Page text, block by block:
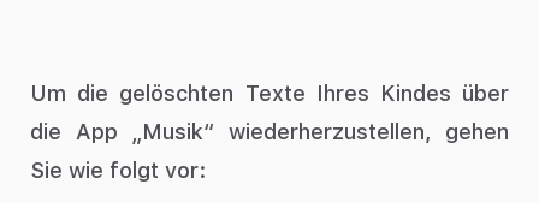
Um die gelöschten Texte Ihres Kindes über
die App „Musik“ wiederherzustellen, gehen
Sie wie folgt vor: